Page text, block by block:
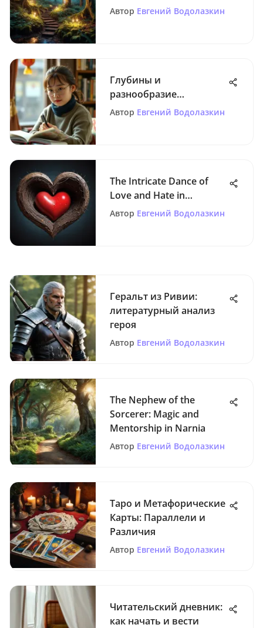
литературных традиций
Автор Евгений Водолазкин
Глубины и
разнообразие
китайских новелл
Автор Евгений Водолазкин
The Intricate Dance of
Love and Hate in
Literature
Автор Евгений Водолазкин
Геральт из Ривии:
литературный анализ
героя
Автор Евгений Водолазкин
The Nephew of the
Sorcerer: Magic and
Mentorship in Narnia
Автор Евгений Водолазкин
Таро и Метафорические
Карты: Параллели и
Различия
Автор Евгений Водолазкин
Читательский дневник:
как начать и вести